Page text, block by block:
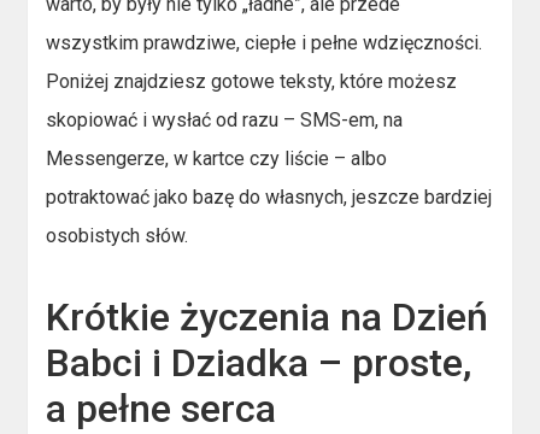
wszystkim prawdziwe, ciepłe i pełne wdzięczności.
Poniżej znajdziesz gotowe teksty, które możesz
skopiować i wysłać od razu – SMS-em, na
Messengerze, w kartce czy liście – albo
potraktować jako bazę do własnych, jeszcze bardziej
osobistych słów.
Krótkie życzenia na Dzień
Babci i Dziadka – proste,
a pełne serca